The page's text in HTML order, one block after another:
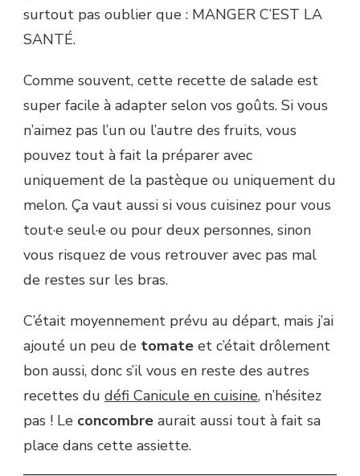
PAIN
surtout pas oublier que : MANGER C’EST LA
SANTÉ.
Comme souvent, cette recette de salade est
super facile à adapter selon vos goûts. Si vous
n’aimez pas l’un ou l’autre des fruits, vous
pouvez tout à fait la préparer avec
uniquement de la pastèque ou uniquement du
melon. Ça vaut aussi si vous cuisinez pour vous
tout·e seul·e ou pour deux personnes, sinon
vous risquez de vous retrouver avec pas mal
de restes sur les bras.
C’était moyennement prévu au départ, mais j’ai
ajouté un peu de tomate et c’était drôlement
bon aussi, donc s’il vous en reste des autres
recettes du défi Canicule en cuisine, n’hésitez
pas ! Le concombre aurait aussi tout à fait sa
place dans cette assiette.